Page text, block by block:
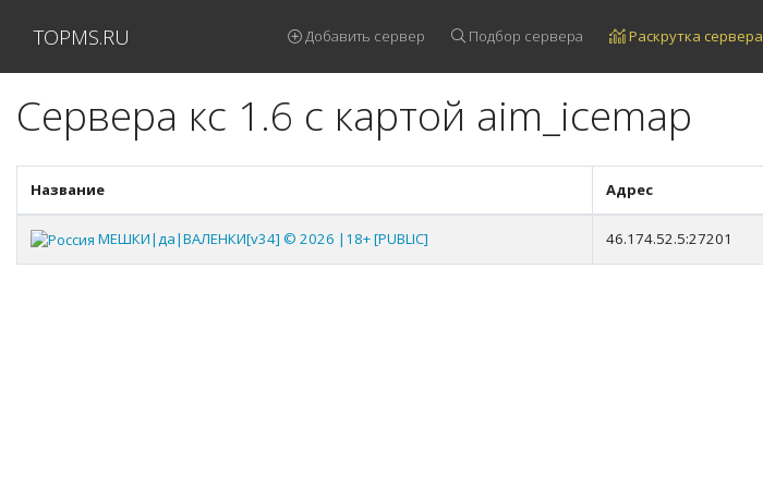
TOPMS.RU Добавить сервер Подбор сервера Раскрутка сервера
Сервера кс 1.6 с картой aim_icemap
Название Адрес
МЕШКИ|да|ВАЛЕНКИ[v34] © 2026 |18+ [PUBLIC] 46.174.52.5:27201